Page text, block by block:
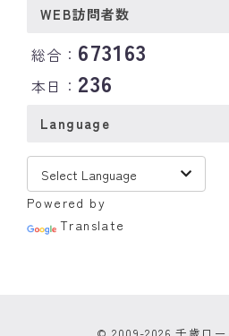
WEB訪問者数
総合： 673163
本日： 236
Language
Powered by
Translate